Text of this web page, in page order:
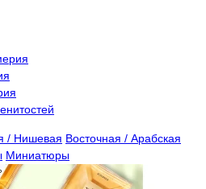
/ Нишевая Восточная / Арабская
Миниатюры